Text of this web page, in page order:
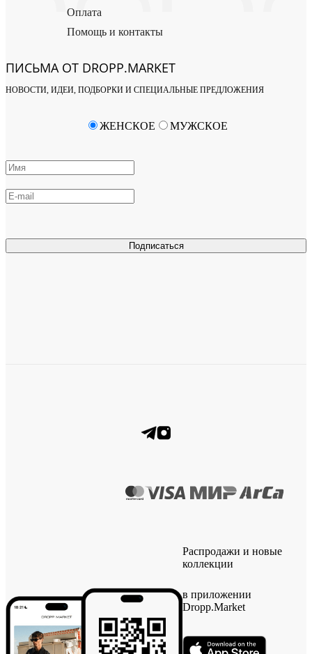
Оплата
Помощь и контакты
ПИСЬМА ОТ DROPP.MARKET
НОВОСТИ, ИДЕИ, ПОДБОРКИ И СПЕЦИАЛЬНЫЕ ПРЕДЛОЖЕНИЯ
Подписаться
ЖЕНСКОЕ МУЖСКОЕ
Распродажи и новые
коллекции
в приложении
Dropp.Market